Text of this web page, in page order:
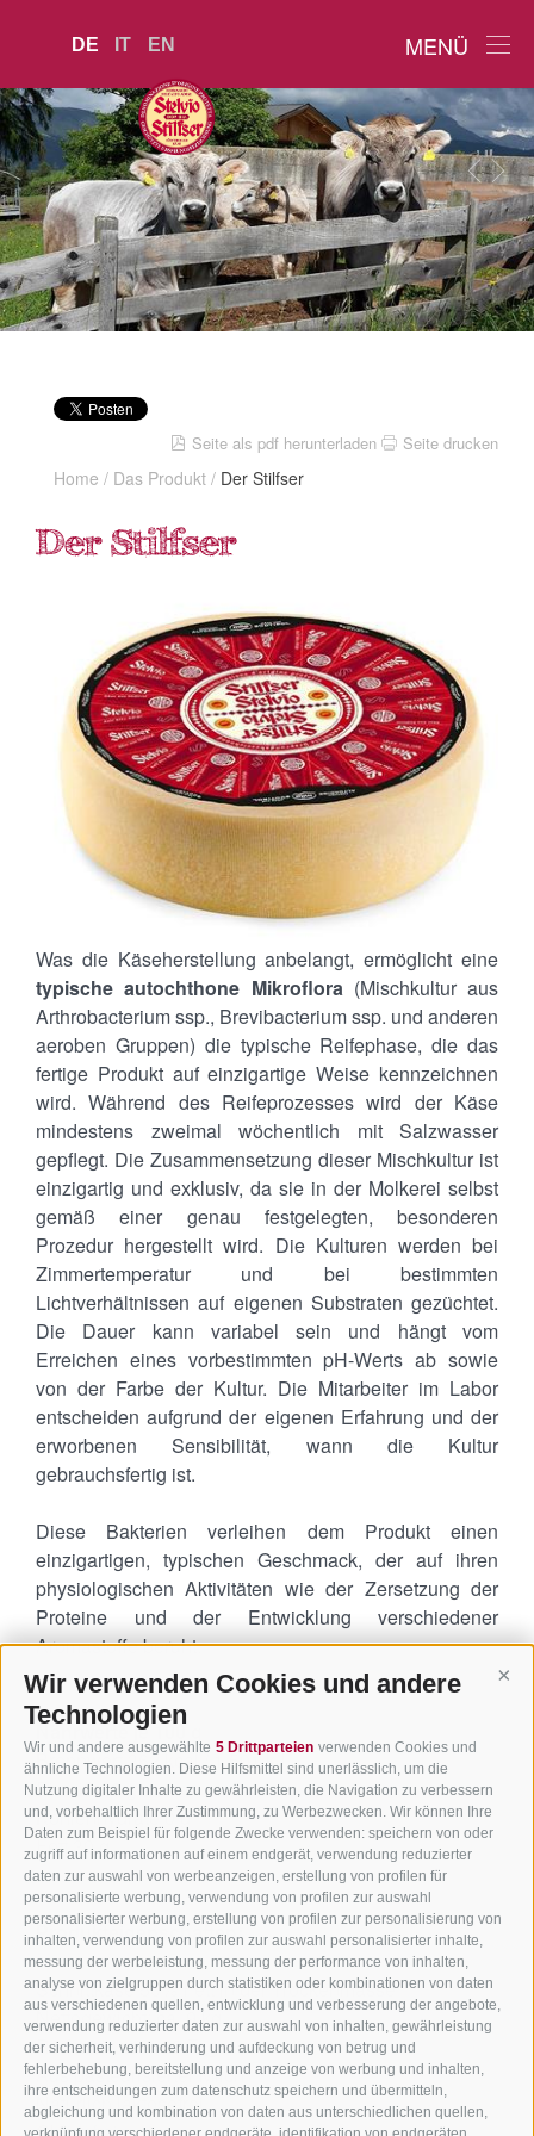
Wir verwenden Cookies und andere
Technologien
Wir und andere ausgewählte 5 Drittparteien verwenden Cookies und
ähnliche Technologien. Diese Hilfsmittel sind unerlässlich, um die
Nutzung digitaler Inhalte zu gewährleisten, die Navigation zu verbessern
und, vorbehaltlich Ihrer Zustimmung, zu Werbezwecken. Wir können Ihre
Daten zum Beispiel für folgende Zwecke verwenden: speichern von oder
zugriff auf informationen auf einem endgerät, verwendung reduzierter
daten zur auswahl von werbeanzeigen, erstellung von profilen für
personalisierte werbung, verwendung von profilen zur auswahl
personalisierter werbung, erstellung von profilen zur personalisierung von
inhalten, verwendung von profilen zur auswahl personalisierter inhalte,
messung der werbeleistung, messung der performance von inhalten,
analyse von zielgruppen durch statistiken oder kombinationen von daten
aus verschiedenen quellen, entwicklung und verbesserung der angebote,
verwendung reduzierter daten zur auswahl von inhalten, gewährleistung
der sicherheit, verhinderung und aufdeckung von betrug und
fehlerbehebung, bereitstellung und anzeige von werbung und inhalten,
ihre entscheidungen zum datenschutz speichern und übermitteln,
abgleichung und kombination von daten aus unterschiedlichen quellen,
MENÜ
DE IT EN
Stilfser g.U.
Das Produkt
Der Stilfser
Sensorik
Die Herstellung
Das Konsortium
Rezepte
Kontakt
Seite als pdf herunterladen Seite drucken
Home / Das Produkt / Der Stilfser
Was die Käseherstellung anbelangt, ermöglicht eine
typische autochthone Mikroflora (Mischkultur aus
Arthrobacterium ssp., Brevibacterium ssp. und anderen
aeroben Gruppen) die typische Reifephase, die das
fertige Produkt auf einzigartige Weise kennzeichnen
wird. Während des Reifeprozesses wird der Käse
mindestens zweimal wöchentlich mit Salzwasser
gepflegt. Die Zusammensetzung dieser Mischkultur ist
einzigartig und exklusiv, da sie in der Molkerei selbst
gemäß einer genau festgelegten, besonderen
Prozedur hergestellt wird. Die Kulturen werden bei
Zimmertemperatur und bei bestimmten
Lichtverhältnissen auf eigenen Substraten gezüchtet.
Die Dauer kann variabel sein und hängt vom
Erreichen eines vorbestimmten pH-Werts ab sowie
von der Farbe der Kultur. Die Mitarbeiter im Labor
entscheiden aufgrund der eigenen Erfahrung und der
erworbenen Sensibilität, wann die Kultur
gebrauchsfertig ist.
Diese Bakterien verleihen dem Produkt einen
einzigartigen, typischen Geschmack, der auf ihren
physiologischen Aktivitäten wie der Zersetzung der
Proteine und der Entwicklung verschiedener
Aromastoffe beruht.
Nährwerte je 100 g
Brennwert 362 kcal / 1.501 kJ
Eiweiß 23 g
Kohlenhydrate 0 g
Fett 30 g
Produkteigenschaften:
Schnittkäse 50% Fett in der Trockenmasse
Nettogewicht: ca. 9 kg
Reifezeit: min. 60 Tage
Aus pasteurisierter Milch
Natürlich laktosefrei